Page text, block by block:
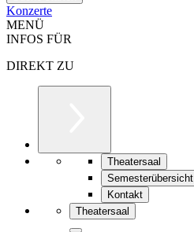
Konzerte
MENÜ
INFOS FÜR
DIREKT ZU
Theatersaal
Semesterübersicht
Kontakt
Theatersaal